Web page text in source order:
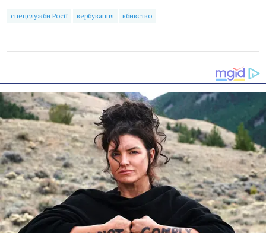
спецслужби Росії вербування вбивство